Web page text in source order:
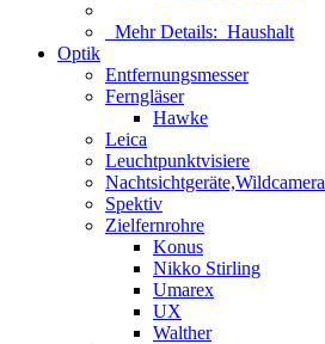
Mehr Details: Haushalt
Optik
Entfernungsmesser
Ferngläser
Hawke
Leica
Leuchtpunktvisiere
Nachtsichtgeräte,Wildcamera
Spektiv
Zielfernrohre
Konus
Nikko Stirling
Umarex
UX
Walther